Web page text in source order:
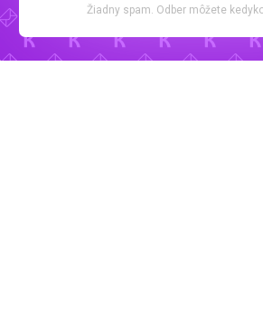
Žiadny spam. Odber môžete